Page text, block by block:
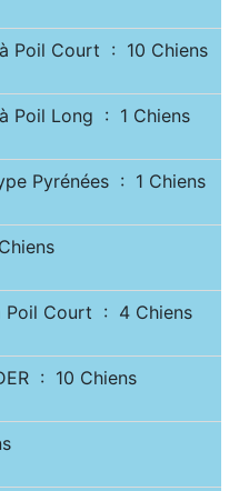
à Poil Court : 10 Chiens
à Poil Long : 1 Chiens
Pyrénées : 1 Chiens
Poil Court : 4 Chiens
: 10 Chiens